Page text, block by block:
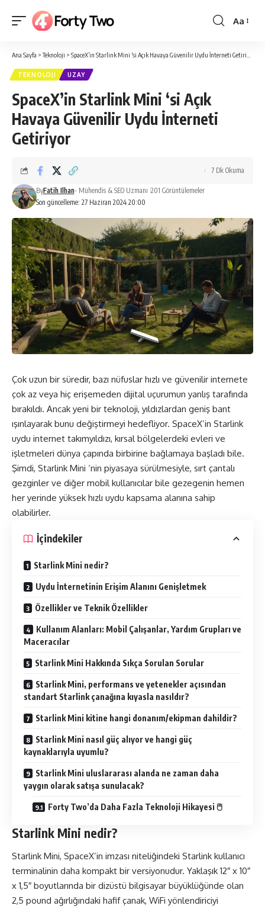
Yazı
Aa
Ana Sayfa >Teknoloji > SpaceX’in Starlink Mini ‘si Açık Havaya Güvenilir Uydu İnterneti Getiriyor
TEKNOLOJI UZAY
SpaceX’in Starlink Mini ‘si Açık
Havaya Güvenilir Uydu İnterneti
Getiriyor
Son güncelleme: 27 Haziran 2024 20:00
ByFatih Ilhan- Mühendis & SEO Uzmanı 201 Görüntülemeler
7 Dk Okuma
Çok uzun bir süredir, bazı nüfuslar hızlı ve güvenilir internete
çok az veya hiç erişemeden dijital uçurumun yanlış tarafında
bırakıldı. Ancak yeni bir teknoloji, yıldızlardan geniş bant
ışınlayarak bunu değiştirmeyi hedefliyor. SpaceX’in Starlink
uydu internet takımyıldızı, kırsal bölgelerdeki evleri ve
işletmeleri dünya çapında birbirine bağlamaya başladı bile.
Şimdi, Starlink Mini ‘nin piyasaya sürülmesiyle, sırt çantalı
gezginler ve diğer mobil kullanıcılar bile gezegenin hemen
her yerinde yüksek hızlı uydu kapsama alanına sahip
olabilirler.
İçindekiler
Starlink Mini nedir?
Uydu İnternetinin Erişim Alanını Genişletmek
Özellikler ve Teknik Özellikler
Kullanım Alanları: Mobil Çalışanlar, Yardım Grupları ve
Maceracılar
Starlink Mini Hakkında Sıkça Sorulan Sorular
Starlink Mini, performans ve yetenekler açısından
standart Starlink çanağına kıyasla nasıldır?
Starlink Mini kitine hangi donanım/ekipman dahildir?
Starlink Mini nasıl güç alıyor ve hangi güç
kaynaklarıyla uyumlu?
Starlink Mini uluslararası alanda ne zaman daha
yaygın olarak satışa sunulacak?
Forty Two’da Daha Fazla Teknoloji Hikayesi 🖱
Starlink Mini nedir?
Starlink Mini, SpaceX’in imzası niteliğindeki Starlink kullanıcı
terminalinin daha kompakt bir versiyonudur. Yaklaşık 12″ x 10″
x 1,5″ boyutlarında bir dizüstü bilgisayar büyüklüğünde olan
2,5 pound ağırlığındaki hafif çanak, WiFi yönlendiriciyi